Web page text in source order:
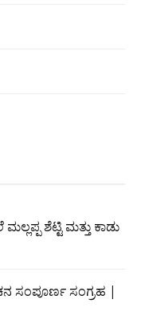
ಶೆಟ್ಟಿ ಮತ್ತು ಕಾಡು
ಸಂಪೂರ್ಣ ಸಂಗ್ರಹ |